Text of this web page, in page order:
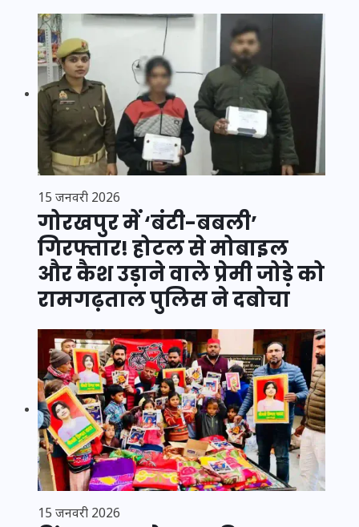
15 जनवरी 2026
गोरखपुर में ‘बंटी-बबली’
गिरफ्तार! होटल से मोबाइल
और कैश उड़ाने वाले प्रेमी जोड़े को
रामगढ़ताल पुलिस ने दबोचा
15 जनवरी 2026